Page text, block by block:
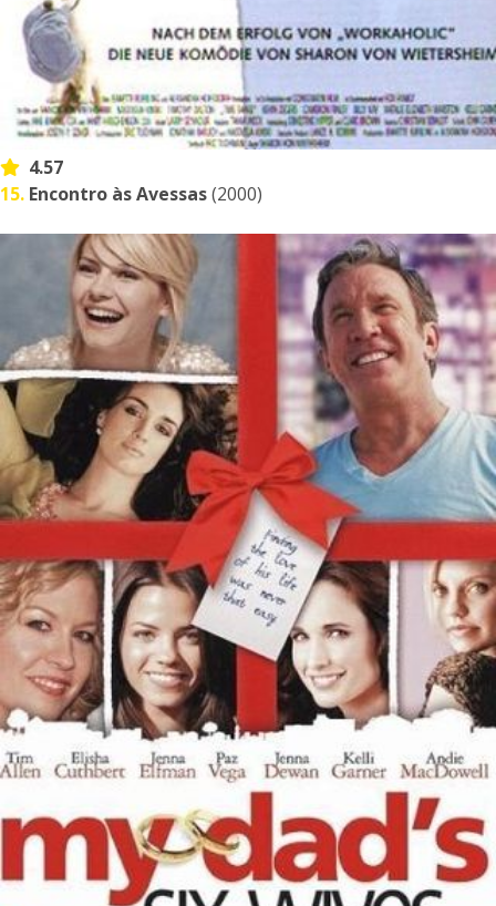
4.57
15. Encontro às Avessas(2000)